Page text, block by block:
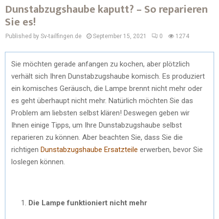
Dunstabzugshaube kaputt? – So reparieren
Sie es!
Published by Sv-tailfingen.de September 15, 2021 0 1274
Sie möchten gerade anfangen zu kochen, aber plötzlich
verhält sich Ihren Dunstabzugshaube komisch. Es produziert
ein komisches Geräusch, die Lampe brennt nicht mehr oder
es geht überhaupt nicht mehr. Natürlich möchten Sie das
Problem am liebsten selbst klären! Deswegen geben wir
Ihnen einige Tipps, um Ihre Dunstabzugshaube selbst
reparieren zu können. Aber beachten Sie, dass Sie die
richtigen Dunstabzugshaube Ersatzteile erwerben, bevor Sie
loslegen können.
Die Lampe funktioniert nicht mehr